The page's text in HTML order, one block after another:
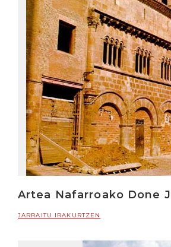
Artea Nafarroako Done
JARRAITU IRAKURTZEN